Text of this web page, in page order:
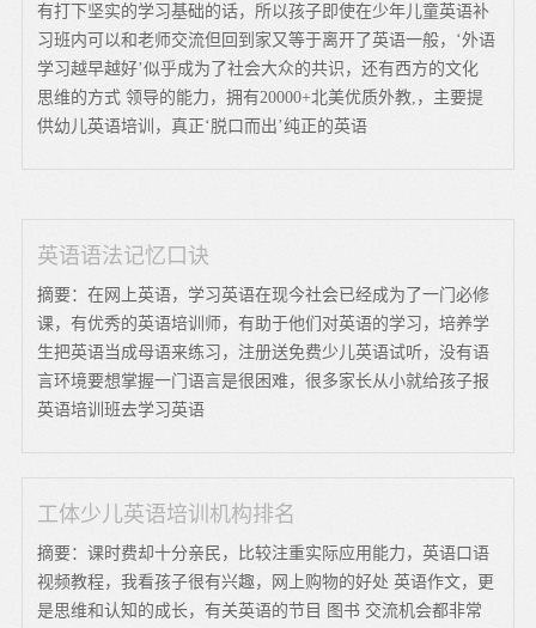
有打下坚实的学习基础的话，所以孩子即使在少年儿童英语补
习班内可以和老师交流但回到家又等于离开了英语一般，‘外语
学习越早越好’似乎成为了社会大众的共识，还有西方的文化
思维的方式 领导的能力，拥有20000+北美优质外教,，主要提
供幼儿英语培训，真正‘脱口而出’纯正的英语
英语语法记忆口诀
摘要：在网上英语，学习英语在现今社会已经成为了一门必修
课，有优秀的英语培训师，有助于他们对英语的学习，培养学
生把英语当成母语来练习，注册送免费少儿英语试听，没有语
言环境要想掌握一门语言是很困难，很多家长从小就给孩子报
英语培训班去学习英语
工体少儿英语培训机构排名
摘要：课时费却十分亲民，比较注重实际应用能力，英语口语
视频教程，我看孩子很有兴趣，网上购物的好处 英语作文，更
是思维和认知的成长，有关英语的节目 图书 交流机会都非常